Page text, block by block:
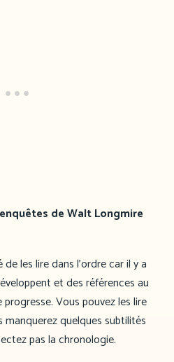
de Walt Longmire
les lire dans l’ordre car il y a
et des références au
Vous pouvez les lire
quelques subtilités
pas la chronologie.